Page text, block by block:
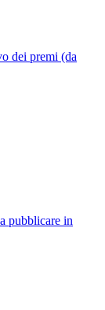
dei premi (da
pubblicare in